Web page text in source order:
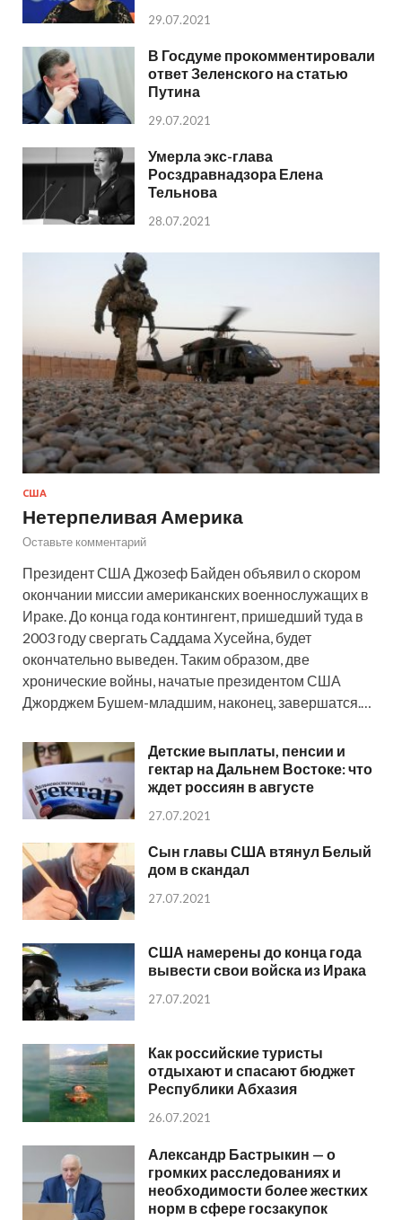
29.07.2021
В Госдуме прокомментировали
ответ Зеленского на статью
Путина
29.07.2021
Умерла экс-глава
Росздравнадзора Елена
Тельнова
28.07.2021
США
Нетерпеливая Америка
Оставьте комментарий
Президент США Джозеф Байден объявил о скором
окончании миссии американских военнослужащих в
Ираке. До конца года контингент, пришедший туда в
2003 году свергать Саддама Хусейна, будет
окончательно выведен. Таким образом, две
хронические войны, начатые президентом США
Джорджем Бушем-младшим, наконец, завершатся.…
Детские выплаты, пенсии и
гектар на Дальнем Востоке: что
ждет россиян в августе
27.07.2021
Сын главы США втянул Белый
дом в скандал
27.07.2021
США намерены до конца года
вывести свои войска из Ирака
27.07.2021
Как российские туристы
отдыхают и спасают бюджет
Республики Абхазия
26.07.2021
Александр Бастрыкин — о
громких расследованиях и
необходимости более жестких
норм в сфере госзакупок